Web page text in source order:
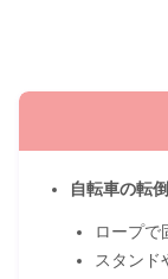
自転車の転
ロープで
スタンド